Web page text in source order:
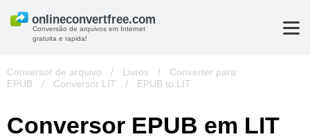
Conversão de arquivos em Internet
gratuita e rapida!
Conversor de arquivo / Livros /
Converter para
EPUB
/ Conversor LIT / EPUB to LIT
Conversor EPUB em LIT